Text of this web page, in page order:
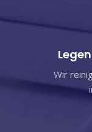
Wir